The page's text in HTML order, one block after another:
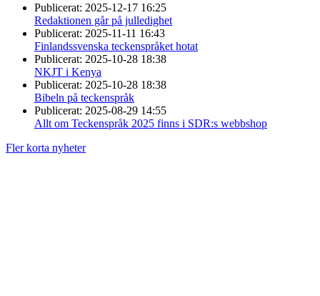
Publicerat: 2025-12-17 16:25
Redaktionen går på julledighet
Publicerat: 2025-11-11 16:43
Finlandssvenska teckenspråket hotat
Publicerat: 2025-10-28 18:38
NKJT i Kenya
Publicerat: 2025-10-28 18:38
Bibeln på teckenspråk
Publicerat: 2025-08-29 14:55
Allt om Teckenspråk 2025 finns i SDR:s webbshop
Fler korta nyheter